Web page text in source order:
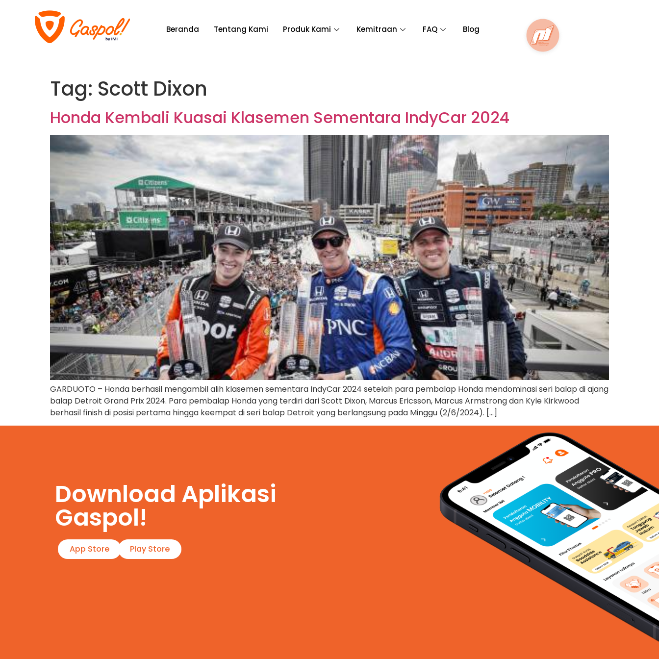
Beranda Tentang Kami Produk Kami Kemitraan FAQ Blog
Tag: Scott Dixon
Honda Kembali Kuasai Klasemen Sementara IndyCar 2024
GARDUOTO – Honda berhasil mengambil alih klasemen sementara IndyCar 2024 setelah para pembalap Honda mendominasi seri balap di ajang
balap Detroit Grand Prix 2024. Para pembalap Honda yang terdiri dari Scott Dixon, Marcus Ericsson, Marcus Armstrong dan Kyle Kirkwood
berhasil finish di posisi pertama hingga keempat di seri balap Detroit yang berlangsung pada Minggu (2/6/2024). […]
Download Aplikasi
Gaspol!
App Store Play Store